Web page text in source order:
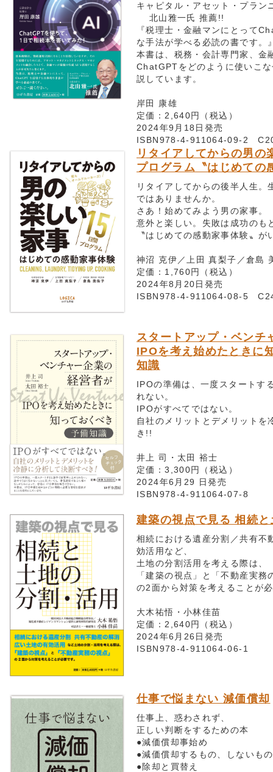
キャピタル・アセット・プラン
北山雅一氏 推薦!!
『税理士・金融マンにとって
な手法が学べる必読の書です。
本書は、税務・会計専門家、金
ChatGPTをどのように使いこ
説しています。
岸田 康雄
定価：2,640円（税込）
2024年9月18日発売
ISBN978-4-911064-09-2
リタイアしてからの男
プログラム〝はじめての
リタイアしてからの後半人生。
ではありませんか。
さあ！始めてみよう男の家事。
意外と楽しい。失敗は成功のも
〝はじめての感動家事体験〟が
神沼 克伊／上田 真梨子／倉島
定価：1,760円（税込）
2024年8月20日発売
ISBN978-4-911064-08-5
スタートアップ・ベンチ
IPOを考え始めたときに
知識
IPOの準備は、一度スタートす
れない。
IPOがすべてではない。
自社のメリットとデメリットを
き!!
井上 司・太田 裕士
定価：3,300円（税込）
2024年6月29 日発売
ISBN978-4-911064-07-8
建築の視点で見る 相続
相続における遺産分割／共有不
効活用など、
土地の分割活用を考える際は、
「建築の視点」と「不動産実務
の2面から対策を考えることが
大木祐悟・小林佳苗
定価：2,640円（税込）
2024年6月26日発売
ISBN978-4-911064-06-1
仕事で悩まない 減価償却
仕事上、惑わされず、
正しい判断をするための本
●減価償却事始め
●減価償却するもの、しないもの
●除却と買替え